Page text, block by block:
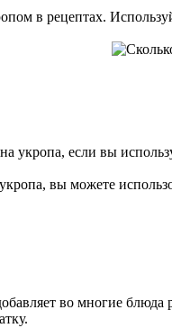
в рецептах.
укропа, если вы
вы можете
во многие